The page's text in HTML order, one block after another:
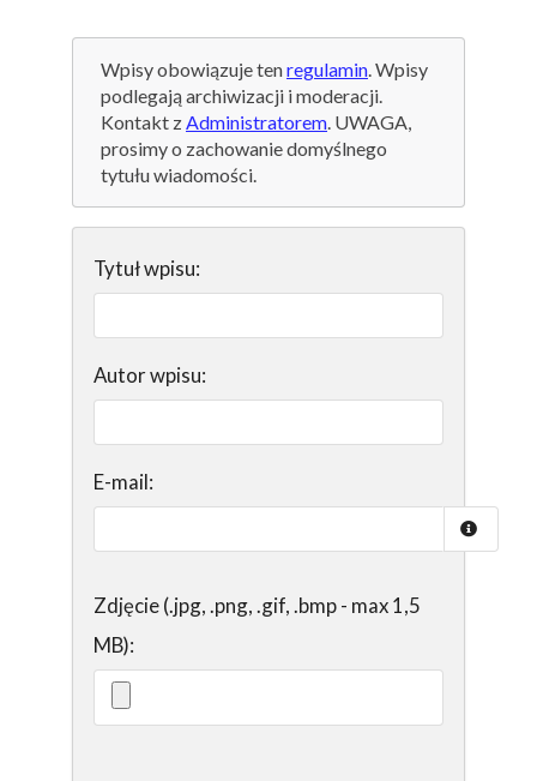
Wpisy obowiązuje tenregulamin. Wpisy
podlegają archiwizacji i moderacji.
Kontakt zAdministratorem. UWAGA,
prosimy o zachowanie domyślnego
tytułu wiadomości.
Tytuł wpisu:
Autor wpisu:
E-mail:
Zdjęcie (.jpg, .png, .gif, .bmp - max 1,5
MB):